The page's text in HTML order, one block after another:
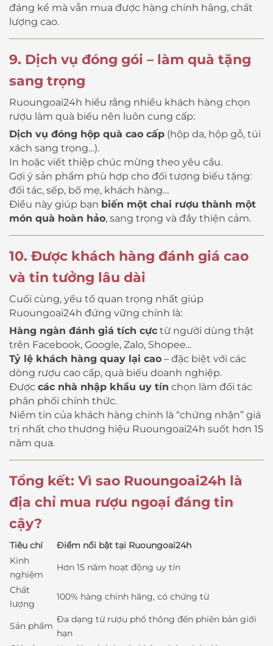
đáng kể mà vẫn mua được hàng chính hãng, chất
lượng cao.
9. Dịch vụ đóng gói – làm quà tặng
sang trọng
Ruoungoai24h hiểu rằng nhiều khách hàng chọn
rượu làm quà biếu nên luôn cung cấp:
Dịch vụ đóng hộp quà cao cấp (hộp da, hộp gỗ, túi
xách sang trọng…).
In hoặc viết thiệp chúc mừng theo yêu cầu.
Gợi ý sản phẩm phù hợp cho đối tượng biếu tặng:
đối tác, sếp, bố mẹ, khách hàng…
Điều này giúp bạn biến một chai rượu thành một
món quà hoàn hảo, sang trọng và đầy thiện cảm.
10. Được khách hàng đánh giá cao
và tin tưởng lâu dài
Cuối cùng, yếu tố quan trọng nhất giúp
Ruoungoai24h đứng vững chính là:
Hàng ngàn đánh giá tích cực từ người dùng thật
trên Facebook, Google, Zalo, Shopee...
Tỷ lệ khách hàng quay lại cao – đặc biệt với các
dòng rượu cao cấp, quà biếu doanh nghiệp.
Được các nhà nhập khẩu uy tín chọn làm đối tác
phân phối chính thức.
Niềm tin của khách hàng chính là “chứng nhận” giá
trị nhất cho thương hiệu Ruoungoai24h suốt hơn 15
năm qua.
Tổng kết: Vì sao Ruoungoai24h là
địa chỉ mua rượu ngoại đáng tin
cậy?
Tiêu chí
Điểm nổi bật tại Ruoungoai24h
Kinh
nghiệm
Hơn 15 năm hoạt động uy tín
Chất
lượng
100% hàng chính hãng, có chứng từ
Sản phẩm
Đa dạng từ rượu phổ thông đến phiên bản giới
hạn